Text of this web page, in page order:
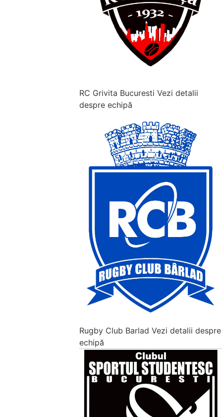
RC Grivita Bucuresti Vezi detalii
despre echipă
Rugby Club Barlad Vezi detalii despre
echipă